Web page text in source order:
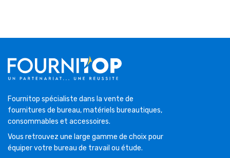
Fournitop spécialiste dans la vente de
fournitures de bureau, matériels bureautiques,
consommables et accessoires.
Vous retrouvez une large gamme de choix pour
équiper votre bureau de travail ou étude.